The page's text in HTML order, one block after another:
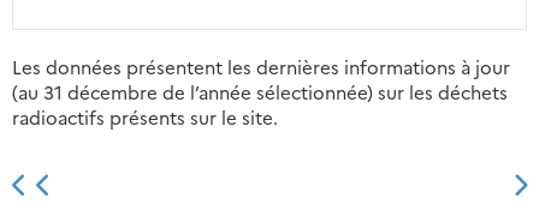
Les données présentent les dernières informations à jour
(au 31 décembre de l’année sélectionnée) sur les déchets
radioactifs présents sur le site.